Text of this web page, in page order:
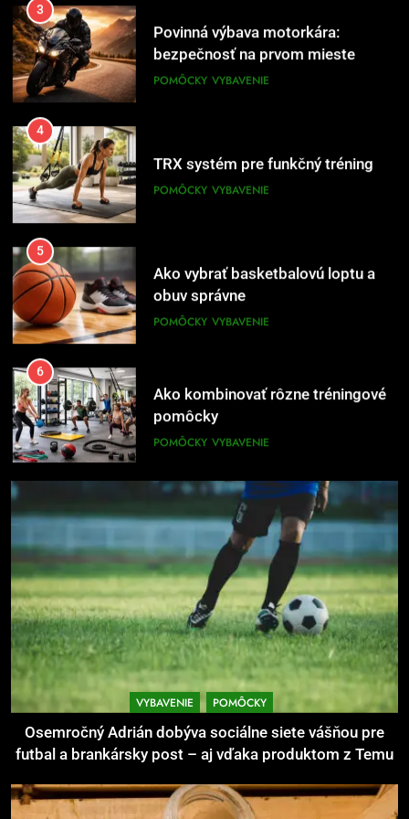
bezpečnosť na prvom mieste
POMÔCKY VYBAVENIE
4
POMÔCKY VYBAVENIE
5
obuv správne
POMÔCKY
6
pomôcky
POMÔCKY VYBAVENIE
7
Pomôcky na cvičenie brucha
VYBAVENIE
8
Najlepšie doplnky pre
motocyklistov na dlhé trasy
ENERGIA VYBAVENIE
Osemročný Adrián dobýva
sociálne siete vášňou pre futbal a
brankársky post – aj vďaka
produktom z Temu
POMÔCKY VYBAVENIE
VYBAVENIE POMÔCKY
Osemročný Adrián dobýva sociálne siete vášňou pre
futbal a brankársky post – aj vďaka produktom z Temu